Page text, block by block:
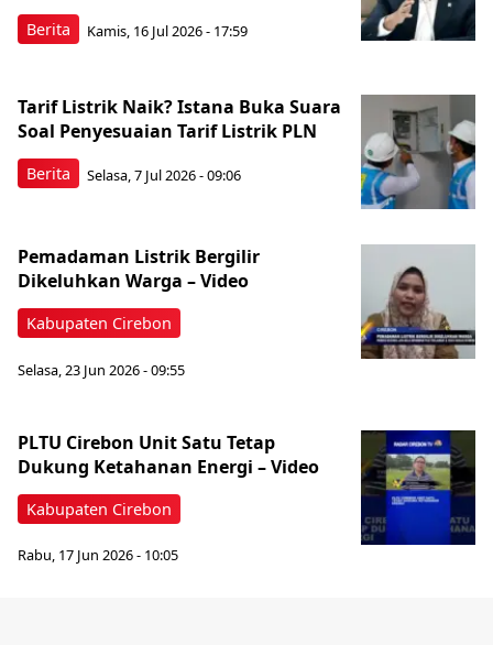
Berita Kamis, 16 Jul 2026 - 17:59
Berita
Tarif Listrik Naik? Istana Buka Suara
Soal Penyesuaian Tarif Listrik PLN
Selasa, 7 Jul 2026 - 09:06
Kabupaten Cirebon
Pemadaman Listrik Bergilir
Dikeluhkan Warga – Video
Selasa, 23 Jun 2026 - 09:55
Kabupaten Cirebon
PLTU Cirebon Unit Satu Tetap
Dukung Ketahanan Energi – Video
Rabu, 17 Jun 2026 - 10:05